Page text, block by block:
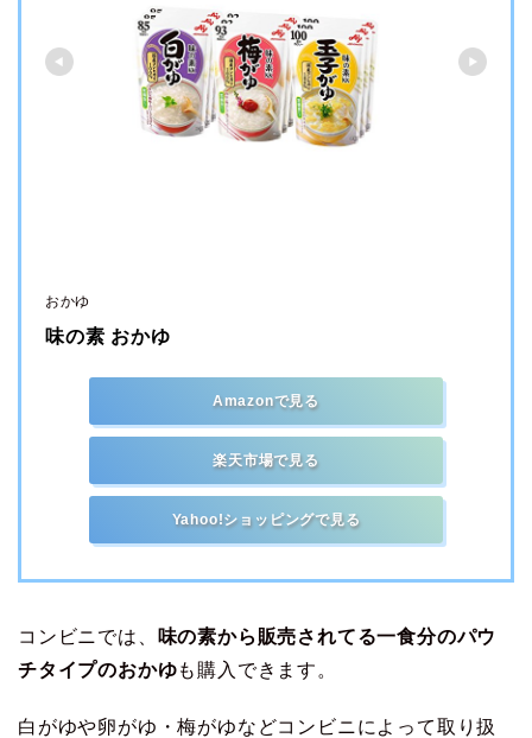
おかゆ
味の素 おかゆ
Amazonで見る
楽天市場で見る
Yahoo!ショッピングで見る
コンビニでは、
味の素から販売されてる一食分のパウ
チタイプのおかゆも購入できます。
白がゆや卵がゆ・梅がゆなどコンビニによって取り扱